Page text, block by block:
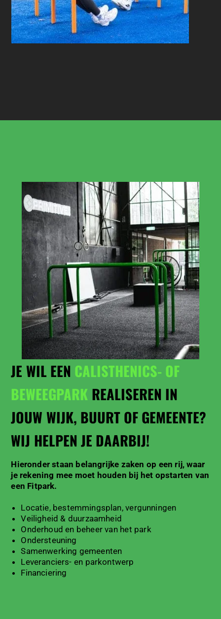
JE WIL EEN CALISTHENICS- OF
BEWEEGPARK REALISEREN IN
JOUW WIJK, BUURT OF GEMEENTE?
WIJ HELPEN JE DAARBIJ!
Hieronder staan belangrijke zaken op een rij, waar
je rekening mee moet houden bij het opstarten van
een Fitpark.
Locatie, bestemmingsplan, vergunningen
Veiligheid & duurzaamheid
Onderhoud en beheer van het park
Ondersteuning
Samenwerking gemeenten
Leveranciers- en parkontwerp
Financiering